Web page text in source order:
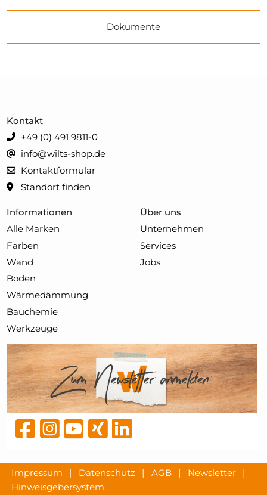
Dokumente
Informationen
Alle Marken
Farben
Wand
Boden
Wärmedämmung
Bauchemie
Werkzeuge
Über uns
Unternehmen
Services
Jobs
Kontakt
+49 (0) 491 9811-0
info@wilts-shop.de
Kontaktformular
Standort finden
Impressum | Datenschutz | AGB | Newsletter
|
Hinweisgebersystem